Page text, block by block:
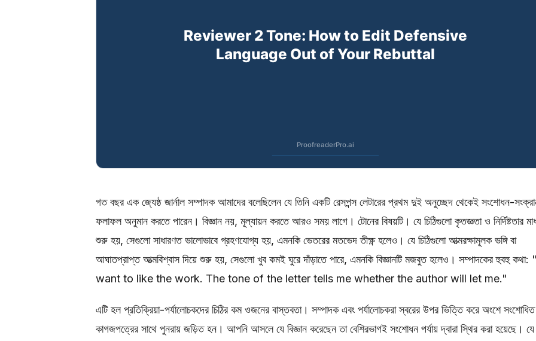
গত বছর এক জ্যেষ্ঠ জার্নাল সম্পাদক আমাদের বলেছিলেন যে তিনি একটি রেসপন্স লেটারের প্রথম দুই অনুচ্ছেদ থেকেই সংশোধন-
ফলাফল অনুমান করতে পারেন। বিজ্ঞান নয়, মূল্যায়ন করতে আরও সময় লাগে। টোনের বিষয়টি। যে চিঠিগুলো কৃতজ্ঞতা ও নির্দিষ্টতার
শুরু হয়, সেগুলো সাধারণত ভালোভাবে গ্রহণযোগ্য হয়, এমনকি ভেতরের মতভেদ তীক্ষ্ণ হলেও। যে চিঠিগুলো আত্মরক্ষামূলক ভঙ্গি বা
আঘাতপ্রাপ্ত আত্মবিশ্বাস দিয়ে শুরু হয়, সেগুলো খুব কমই ঘুরে দাঁড়াতে পারে, এমনকি বিজ্ঞানটি মজবুত হলেও। সম্পাদকের হুবহু কথা:
want to like the work. The tone of the letter tells me whether the author will let me."
এটি হল প্রতিক্রিয়া-পর্যালোচকদের চিঠির কম ওজনের বাস্তবতা। সম্পাদক এবং পর্যালোচকরা স্বরের উপর ভিত্তি করে অংশে সংশোধিত
কাগজপত্রের সাথে পুনরায় জড়িত হন। আপনি আসলে যে বিজ্ঞান করেছেন তা বেশিরভাগই সংশোধন পর্যায় দ্বারা স্থির করা হয়েছে। যে